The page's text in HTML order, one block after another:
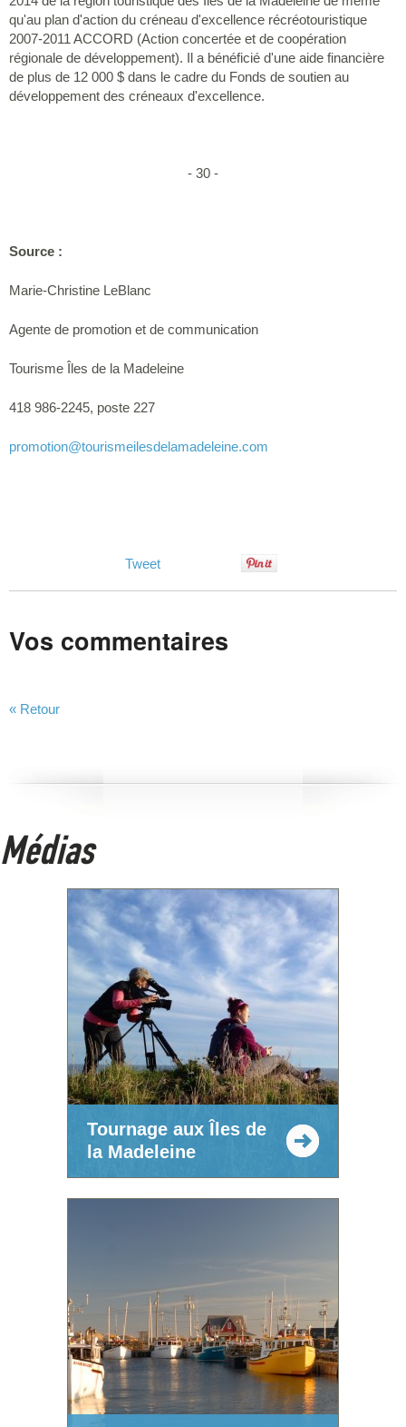
qu'au plan d'action du créneau d'excellence récréotouristique
2007-2011 ACCORD (Action concertée et de coopération
régionale de développement). Il a bénéficié d'une aide financière
de plus de 12 000 $ dans le cadre du Fonds de soutien au
développement des créneaux d'excellence.
- 30 -
Source :
Marie-Christine LeBlanc
Agente de promotion et de communication
Tourisme Îles de la Madeleine
418 986-2245, poste 227
promotion@tourismeilesdelamadeleine.com
Tweet
Vos commentaires
« Retour
Médias
Tournage aux Îles de
la Madeleine